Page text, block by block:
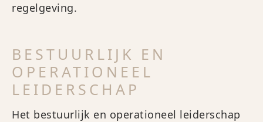
regelgeving.
BESTUURLIJK EN
OPERATIONEEL
LEIDERSCHAP
Het bestuurlijk en operationeel leiderschap